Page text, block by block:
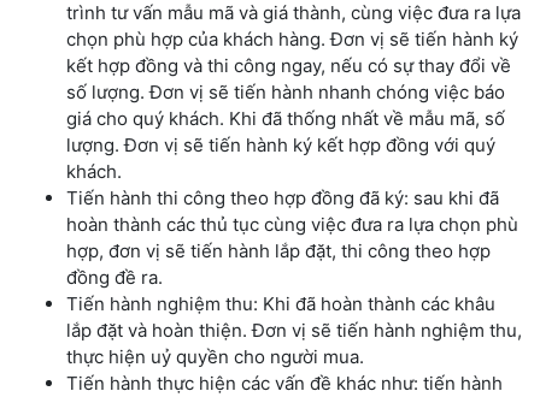
trình tư vấn mẫu mã và giá thành, cùng việc đưa ra lựa
chọn phù hợp của khách hàng. Đơn vị sẽ tiến hành ký
kết hợp đồng và thi công ngay, nếu có sự thay đổi về
số lượng. Đơn vị sẽ tiến hành nhanh chóng việc báo
giá cho quý khách. Khi đã thống nhất về mẫu mã, số
lượng. Đơn vị sẽ tiến hành ký kết hợp đồng với quý
khách.
Tiến hành thi công theo hợp đồng đã ký: sau khi đã
hoàn thành các thủ tục cùng việc đưa ra lựa chọn phù
hợp, đơn vị sẽ tiến hành lắp đặt, thi công theo hợp
đồng đề ra.
Tiến hành nghiệm thu: Khi đã hoàn thành các khâu
lắp đặt và hoàn thiện. Đơn vị sẽ tiến hành nghiệm thu,
thực hiện uỷ quyền cho người mua.
Tiến hành thực hiện các vấn đề khác như: tiến hành